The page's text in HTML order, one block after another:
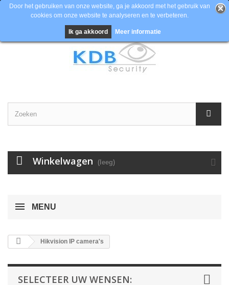
Contacteer ons
Winkelwagen (leeg)
Door het gebruiken van onze website, ga je akkoord met het gebruik van
cookies om onze website te analyseren en te verbeteren.
Ik ga akkoord Meer informatie
MENU
Hikvision IP camera's
SELECTEER UW WENSEN: